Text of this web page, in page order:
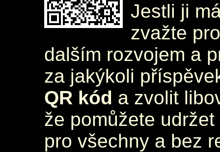
Jestli ji
zvažte
dalším rozvojem a
za jakýkoli
QR kód a zvolit
že pomůžete
pro všechny a bez